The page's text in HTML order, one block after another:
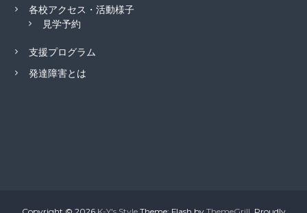
各校アクセス・活動様子
見学予約
支援プログラム
発達障害とは